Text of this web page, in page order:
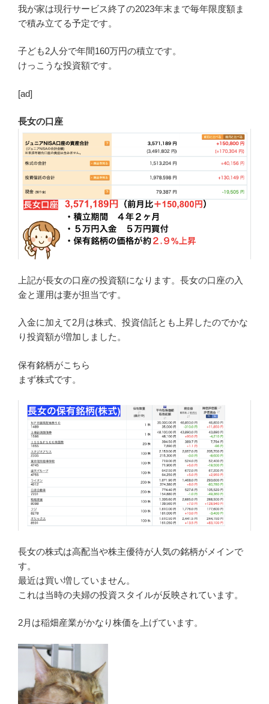
我が家は現行サービス終了の2023年末まで毎年限度額ま
で積み立てる予定です。
子ども2人分で年間160万円の積立です。
けっこうな投資額です。
[ad]
長女の口座
上記が長女の口座の投資額になります。長女の口座の入
金と運用は妻が担当です。
入金に加えて2月は株式、投資信託とも上昇したのでかな
り投資額が増加しました。
保有銘柄がこちら
まず株式です。
長女の株式は高配当や株主優待が人気の銘柄がメインで
す。
最近は買い増していません。
これは当時の夫婦の投資スタイルが反映されています。
2月は稲畑産業がかなり株価を上げています。